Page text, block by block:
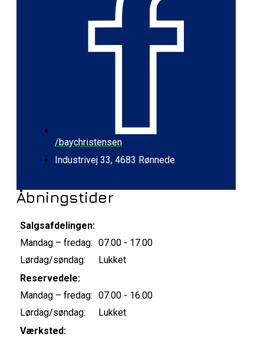
/baychristensen
Industrivej 33, 4683 Rønnede
Åbningstider
Salgsafdelingen:
Mandag – fredag: 07.00 - 17.00
Lørdag/søndag:
Lukket
Reservedele:
Mandag – fredag: 07.00 - 16.00
Lørdag/søndag:
Lukket
Værksted: